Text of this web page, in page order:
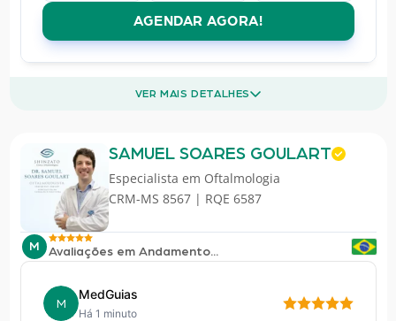
AGENDAR AGORA!
VER MAIS DETALHES
SAMUEL SOARES GOULART
Especialista em Oftalmologia
CRM-MS 8567 | RQE 6587
M Avaliações em Andamento...
M
MedGuias
Há 1 minuto